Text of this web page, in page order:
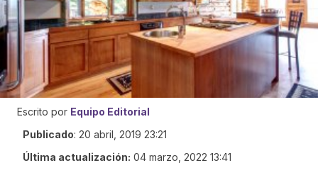
Escrito por Equipo Editorial
Publicado: 20 abril, 2019 23:21
Última actualización: 04 marzo, 2022 13:41